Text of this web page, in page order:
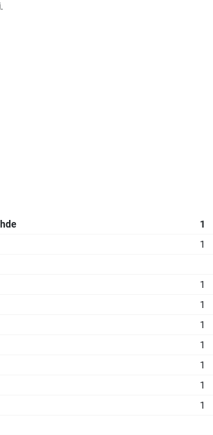
1
1
1
1
1
1
1
1
1